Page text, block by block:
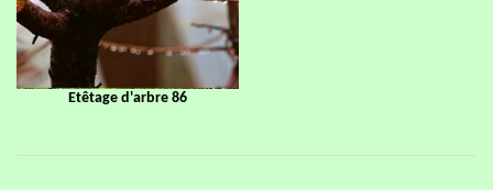
Etêtage d'arbre 86